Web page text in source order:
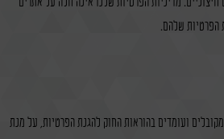
הפרטיות שלהם.
ועומדים בהוראות החוק להגנת הפרטיות, על מנת